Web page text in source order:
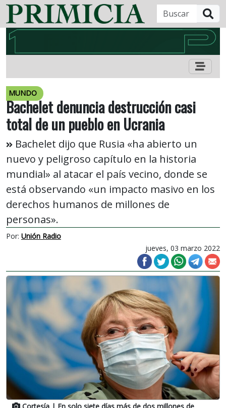
MUNDO
Bachelet denuncia destrucción casi
total de un pueblo en Ucrania
Bachelet dijo que Rusia «ha abierto un
nuevo y peligroso capítulo en la historia
mundial» al atacar el país vecino, donde se
está observando «un impacto masivo en los
derechos humanos de millones de
personas».
Por: Unión Radio
jueves, 03 marzo 2022